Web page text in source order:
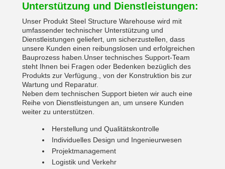
Unterstützung und Dienstleistungen:
Unser Produkt Steel Structure Warehouse wird mit
umfassender technischer Unterstützung und
Dienstleistungen geliefert, um sicherzustellen, dass
unsere Kunden einen reibungslosen und erfolgreichen
Bauprozess haben.Unser technisches Support-Team
steht Ihnen bei Fragen oder Bedenken bezüglich des
Produkts zur Verfügung., von der Konstruktion bis zur
Wartung und Reparatur.
Neben dem technischen Support bieten wir auch eine
Reihe von Dienstleistungen an, um unsere Kunden
weiter zu unterstützen.
Herstellung und Qualitätskontrolle
Individuelles Design und Ingenieurwesen
Projektmanagement
Logistik und Verkehr